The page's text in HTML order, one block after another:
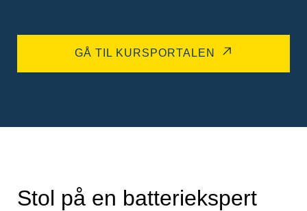
GÅ TIL KURSPORTALEN
Stol på en batteriekspert